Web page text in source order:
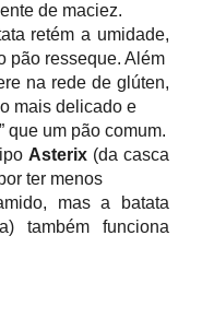
de maciez.
retém a umidade,
pão resseque. Além
na rede de glúten,
mais delicado e
que um pão comum.
Asterix(da casca
ter menos
mas a batata
também funciona